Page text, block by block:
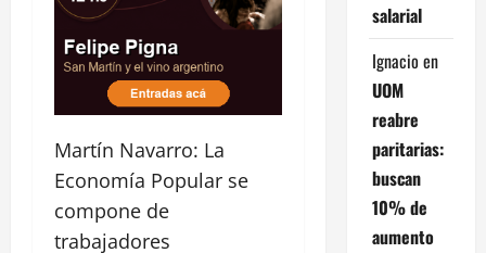
Martín Navarro: La
Economía Popular se
compone de
trabajadores
salarial
Ignacio en
UOM
reabre
paritarias:
buscan
10% de
aumento